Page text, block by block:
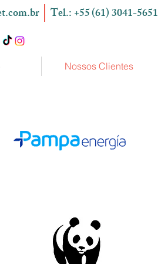
Tel.: +55(61) 3041-5651
Nossos Clientes